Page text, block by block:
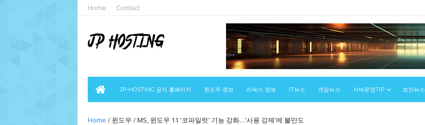
Home Contact
JP-HOSTING 공식 홈페이지 윈도우 정보 리눅스 정보 IT뉴스 게임뉴스 서버운영TIP 보안뉴스
Home / 윈도우 /MS, 윈도우 11 '코파일럿' 기능 강화…'사용 강제'에 불만도